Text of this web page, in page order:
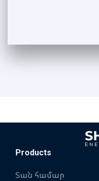
Products
Տան համար